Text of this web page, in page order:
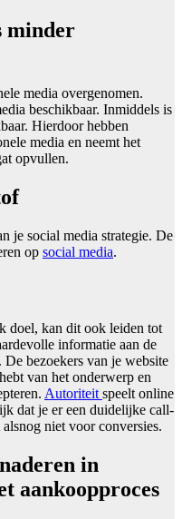
minder
media overgenomen.
beschikbaar. Inmiddels is
Hierdoor hebben
media en neemt het
opvullen.
je social media strategie. De
op social media.
doel, kan dit ook leiden tot
informatie aan de
bezoekers van je website
van het onderwerp en
Autoriteit speelt online
dat je er een duidelijke call-
niet voor conversies.
in
aankoopproces